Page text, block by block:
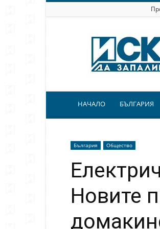
НАЧАЛО БЪЛГАРИЯ
България Общество
Новите